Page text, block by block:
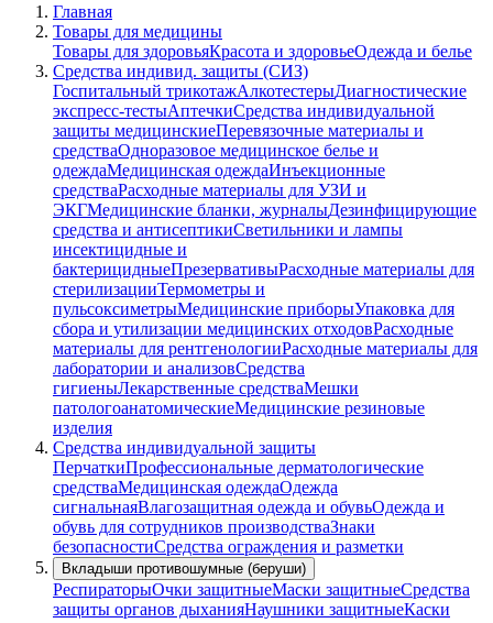
Главная
Товары для медицины
Товары для здоровьяКрасота и здоровьеОдежда и белье
Средства индивид. защиты (СИЗ)
Госпитальный трикотажАлкотестерыДиагностические
экспресс-тестыАптечкиСредства индивидуальной
защиты медицинскиеПеревязочные материалы и
средстваОдноразовое медицинское белье и
одеждаМедицинская одеждаИнъекционные
средстваРасходные материалы для УЗИ и
ЭКГМедицинские бланки, журналыДезинфицирующие
средства и антисептикиСветильники и лампы
инсектицидные и
бактерицидныеПрезервативыРасходные материалы для
стерилизацииТермометры и
пульсоксиметрыМедицинские приборыУпаковка для
сбора и утилизации медицинских отходовРасходные
материалы для рентгенологииРасходные материалы для
лаборатории и анализовСредства
гигиеныЛекарственные средстваМешки
патологоанатомическиеМедицинские резиновые
изделия
Средства индивидуальной защиты
ПерчаткиПрофессиональные дерматологические
средстваМедицинская одеждаОдежда
сигнальнаяВлагозащитная одежда и обувьОдежда и
обувь для сотрудников производстваЗнаки
безопасностиСредства ограждения и разметки
Вкладыши противошумные (беруши)
РеспираторыОчки защитныеМаски защитныеСредства
защиты органов дыханияНаушники защитныеКаски